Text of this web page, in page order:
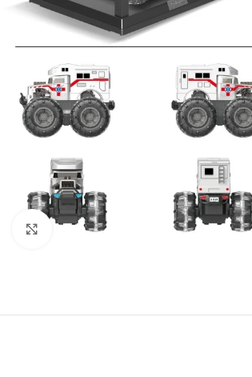
Click to enlarge